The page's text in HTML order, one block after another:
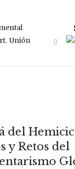
, Unión
del
y Retos del